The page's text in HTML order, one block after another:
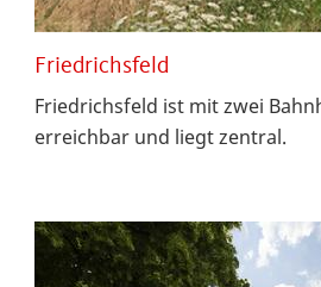
Friedrichsfeld
Friedrichsfeld ist mit zwei
erreichbar und liegt zentral.